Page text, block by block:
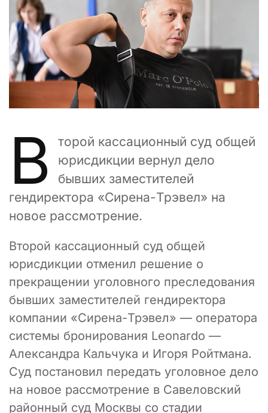
В
торой кассационный суд общей
юрисдикции вернул дело
бывших заместителей
гендиректора «Сирена-Трэвел» на
новое рассмотрение.
Второй кассационный суд общей
юрисдикции отменил решение о
прекращении уголовного преследования
бывших заместителей гендиректора
компании «Сирена-Трэвел» — оператора
системы бронирования Leonardo —
Александра Кальчука и Игоря Ройтмана.
Суд постановил передать уголовное дело
на новое рассмотрение в Савеловский
районный суд Москвы со стадии